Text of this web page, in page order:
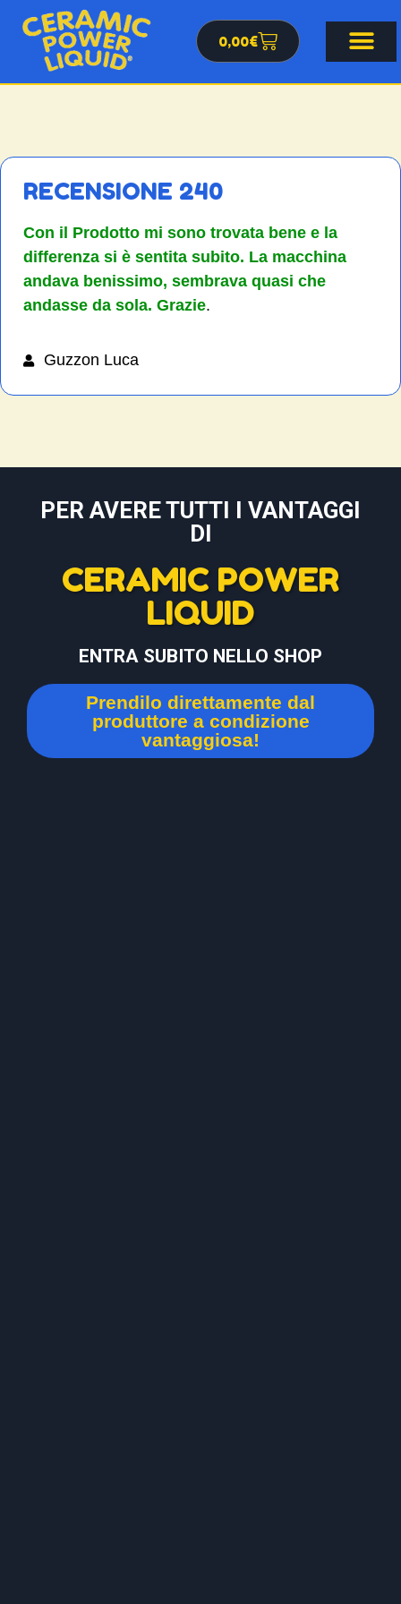
0,00€
RECENSIONE 240
Con il Prodotto mi sono trovata bene e la
differenza si è sentita subito. La macchina
andava benissimo, sembrava quasi che
andasse da sola. Grazie.
Guzzon Luca
PER AVERE TUTTI I VANTAGGI
DI
CERAMIC POWER
LIQUID
ENTRA SUBITO NELLO SHOP
Prendilo direttamente dal
produttore a condizione
vantaggiosa!